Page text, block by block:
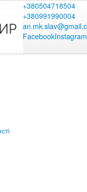
+380504718504
+380991990004
FacebookInstagram